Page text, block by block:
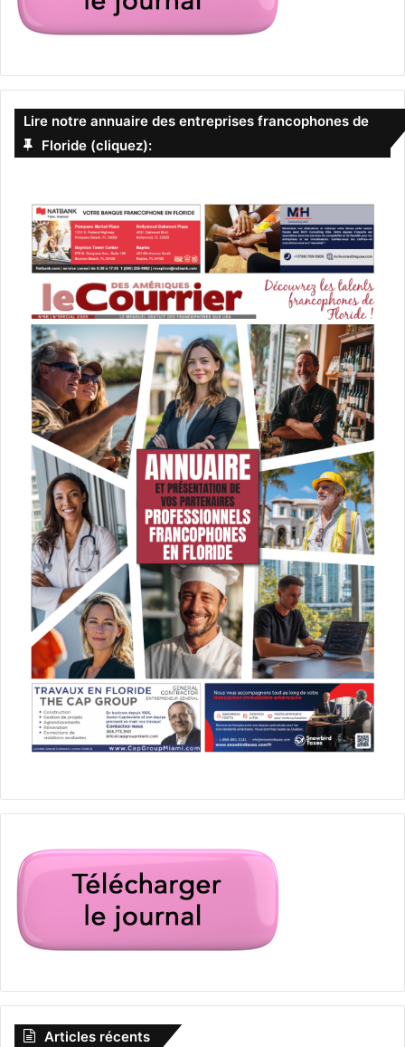
Lire notre annuaire des entreprises francophones de
Floride (cliquez):
Articles récents